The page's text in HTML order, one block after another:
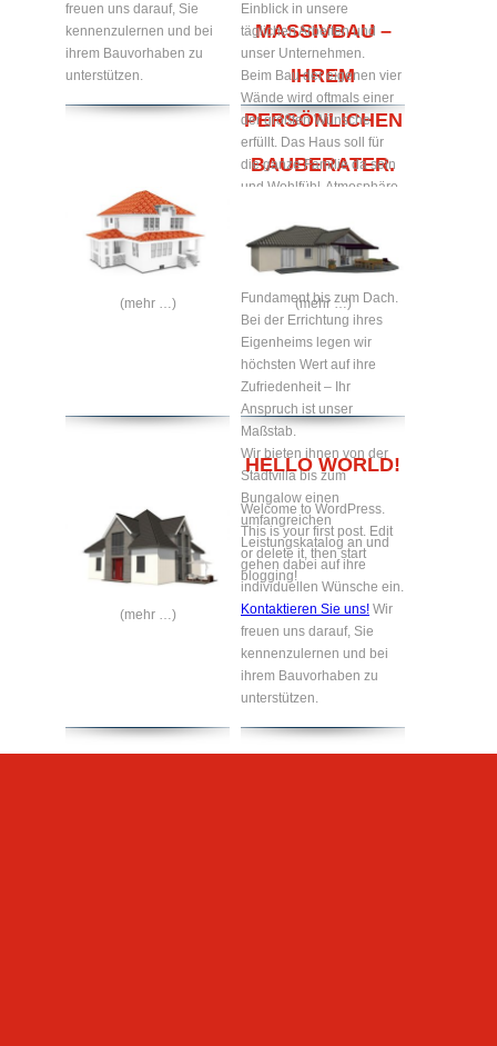
freuen uns darauf, Sie
kennenzulernen und bei
ihrem Bauvorhaben zu
unterstützen.
MASSIVBAU –
IHREM
PERSÖNLICHEN
BAUBERATER.
Einblick in unsere
täglichen Arbeiten und
unser Unternehmen.
Beim Bau der eigenen vier
Wände wird oftmals einer
der größten Wünsche
erfüllt. Das Haus soll für
die ganze Familie da sein
und Wohlfühl-Atmosphäre
Gerne bauen wir Ihr
Traumhaus nach ihren
Wünschen – vom
Fundament bis zum Dach.
Bei der Errichtung ihres
Eigenheims legen wir
höchsten Wert auf ihre
Zufriedenheit – Ihr
Anspruch ist unser
Maßstab.
Wir bieten ihnen von der
Stadtvilla bis zum
Bungalow einen
umfangreichen
Leistungskatalog an und
gehen dabei auf ihre
individuellen Wünsche ein.
Kontaktieren Sie uns! Wir
freuen uns darauf, Sie
kennenzulernen und bei
ihrem Bauvorhaben zu
unterstützen.
(mehr …) (mehr …)
(mehr …)
HELLO WORLD!
Welcome to WordPress.
This is your first post. Edit
or delete it, then start
blogging!